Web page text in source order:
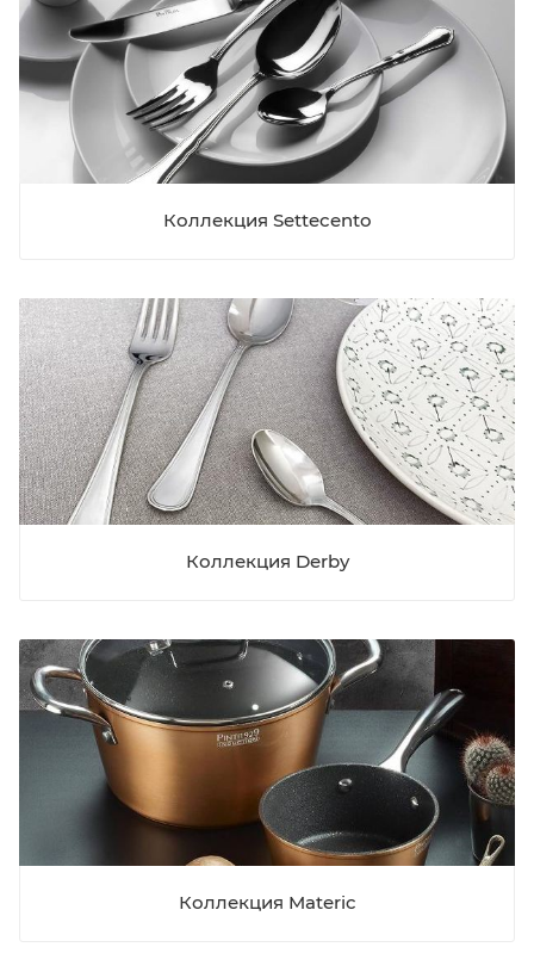
Коллекция Settecento
Коллекция Derby
Коллекция Materic